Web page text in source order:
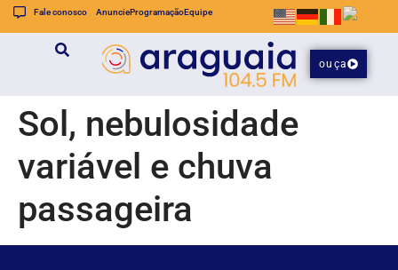
Fale conosco AnuncieProgramaçãoEquipe
ouça
Sol, nebulosidade
variável e chuva
passageira